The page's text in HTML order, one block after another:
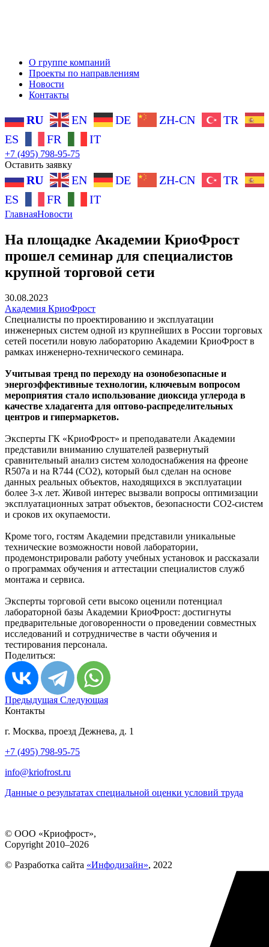
О группе компаний
Проекты по направлениям
Новости
Контакты
RU EN DE ZH-CN
TR
ES
FR IT
+7 (495) 798-95-75
Оставить заявку
RU EN DE ZH-CN
TR
ES
FR IT
ГлавнаяНовости
На площадке Академии КриоФрост
прошел семинар для специалистов
крупной торговой сети
30.08.2023
Академия КриоФрост
Специалисты по проектированию и эксплуатации
инженерных систем одной из крупнейших в России торговых
сетей посетили новую лабораторию Академии КриоФрост в
рамках инженерно-технического семинара.
Учитывая тренд по переходу на озонобезопасные и
энергоэффективные технологии, ключевым вопросом
мероприятия стало использование диоксида углерода в
качестве хладагента для оптово-распределительных
центров и гипермаркетов.
Эксперты ГК «КриоФрост» и преподаватели Академии
представили вниманию слушателей развернутый
сравнительный анализ систем холодоснабжения на фреоне
R507a и на R744 (СО2), который был сделан на основе
данных реальных объектов, находящихся в эксплуатации
более 3-х лет. Живой интерес вызвали вопросы оптимизации
эксплуатационных затрат объектов, безопасности СО2-систем
и сроков их окупаемости.
Кроме того, гостям Академии представили уникальные
технические возможности новой лаборатории,
продемонстрировали работу учебных установок и рассказали
о программах обучения и аттестации специалистов служб
монтажа и сервиса.
Эксперты торговой сети высоко оценили потенциал
лабораторной базы Академии КриоФрост: достигнуты
предварительные договоренности о проведении совместных
исследований и сотрудничестве в части обучения и
тестирования персонала.
Поделиться:
Предыдущая Следующая
Контакты
г. Москва, проезд Дежнева, д. 1
+7 (495) 798-95-75
info@kriofrost.ru
Данные о результатах специальной оценки условий труда
© ООО «Криофрост»,
Copyright 2010–2026
© Разработка сайта «Инфодизайн», 2022